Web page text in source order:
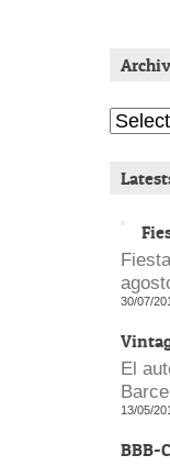
30/07/
El
13/05/
BBB-